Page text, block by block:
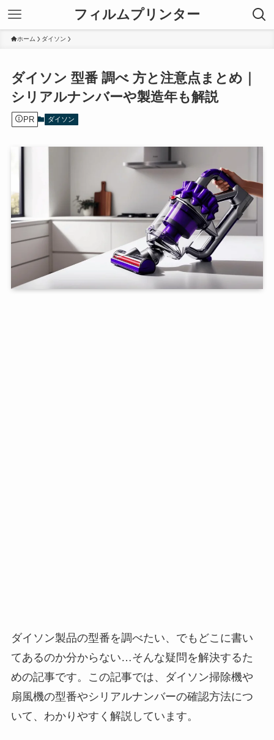
フィルムプリンター
ホーム ダイソン
ダイソン 型番 調べ 方と注意点まとめ｜
シリアルナンバーや製造年も解説
PR ダイソン
ダイソン製品の型番を調べたい、でもどこに書い
てあるのか分からない…そんな疑問を解決するた
めの記事です。この記事では、ダイソン掃除機や
扇風機の型番やシリアルナンバーの確認方法につ
いて、わかりやすく解説しています。